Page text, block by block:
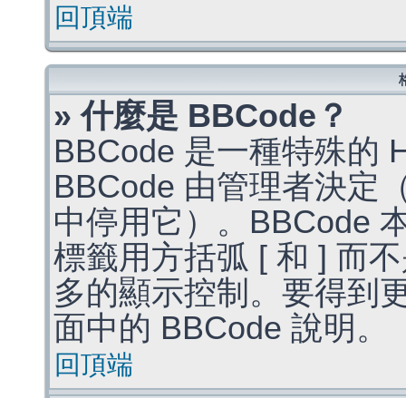
回頂端
» 什麼是 BBCode？
BBCode 是一種特殊的
BBCode 由管理者決定
中停用它）。BBCode
標籤用方括弧 [ 和 ] 而
多的顯示控制。要得到
面中的 BBCode 說明。
回頂端